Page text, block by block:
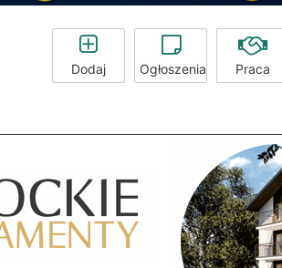
Dodaj Ogłoszenia Praca